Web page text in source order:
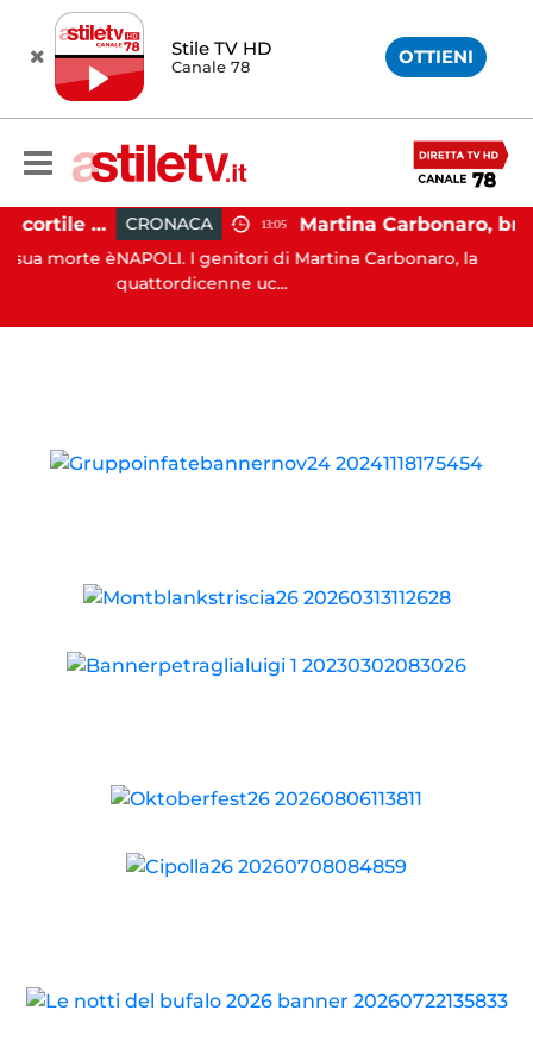
Stile TV HD
Canale 78 OTTIENI
Salerno, cadavere nel cortile di un palazzo: indaga la Polizia
morte è
CRONACA 13:05
NAPOLI. I genitori di Martina Carbonaro, la
quattordicenne uc...